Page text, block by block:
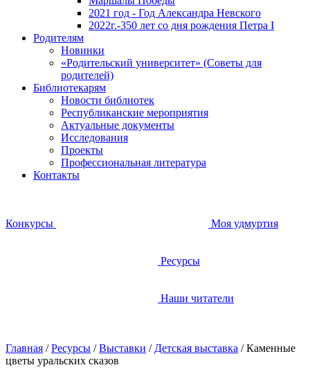
2021 год - Год Александра Невского
2022г.-350 лет со дня рождения Петра I
Родителям
Новинки
«Родительский университет» (Советы для
родителей)
Библиотекарям
Новости библиотек
Республиканские мероприятия
Актуальные документы
Исследования
Проекты
Профессиональная литература
Контакты
Конкурсы Моя удмуртия
Ресурсы
Наши читатели
Главная /Ресурсы /Выставки / Детская выставка /Каменные
цветы уральских сказов